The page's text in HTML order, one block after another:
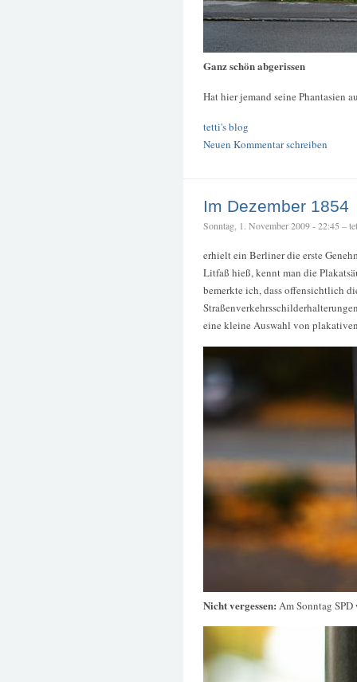
Ganz schön abgerissen
Hat hier jemand seine Phantasien
tetti's blog
Neuen Kommentar schreiben
Im Dezember 1854
Sonntag, 1. November 2009 - 22:45 –
erhielt ein Berliner die erste
Litfaß hieß, kennt man die
bemerkte ich, dass offensichtlich
eine kleine Auswahl von
Nicht vergessen: Am Sonntag SPD